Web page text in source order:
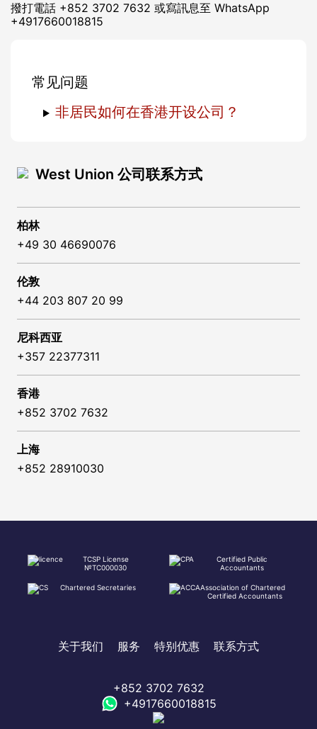
撥打電話 +852 3702 7632 或寫訊息至 WhatsApp
+4917660018815
常见问题
非居民如何在香港开设公司？
West Union 公司联系方式
柏林
+49 30 46690076
伦敦
+44 203 807 20 99
尼科西亚
+357 22377311
香港
+852 3702 7632
上海
+852 28910030
TCSP License
№TC000030
Certified Public
Accountants
Chartered Secretaries
Association of Chartered
Certified Accountants
关于我们 服务 特别优惠 联系方式
+852 3702 7632
+4917660018815